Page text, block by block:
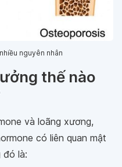
nguyên nhân
thế nào
và loãng xương,
có liên quan mật
đó là: